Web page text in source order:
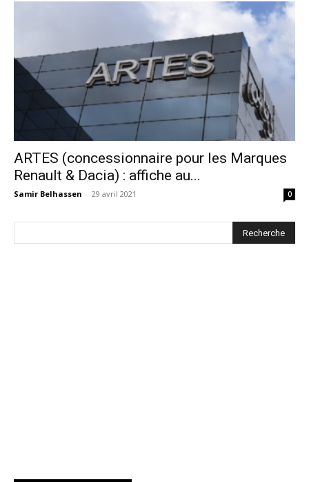
ARTES (concessionnaire pour les Marques
Renault & Dacia) : affiche au...
Samir Belhassen - 29 avril 2021 0